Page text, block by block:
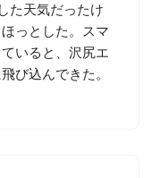
た天気だったけ
っとした。スマ
いると、沢尻エ
び込んできた。